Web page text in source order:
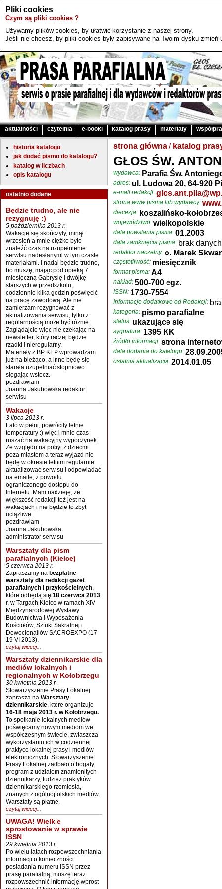
Pliki cookies
Czym są pliki cookies ?
Używamy plików cookies, by ułatwić korzystanie z naszej strony.
Jeśli nie chcesz, by pliki cookies były zapisywane na Twoim dysku zmień
aktualności czytelnia e-booki katalog prasy materiały
historia katalogu
jak dodać pismo do katalogu?
katalog w liczbach
opis katalogu
ostatnio dodane
Będzie trudno, ale nie
rezygnuję :)
5 października 2013 r.
Wakacje się skończyły, minął
wrzesień a mnie ciężko było
znaleźć czas na uzupełnienie
serwisu nadesłanymi w tym czasie
materiałami. I nadal będzie trudno,
bo muszę, mając pod opieką 7
miesięczną Gabrysię i dwójkę
starszych w przedszkolu,
codziennie kilka godzin poświęcić
na pracę zawodową. Ale nie
zamierzam rezygnować z
aktualizowania serwisu, tylko z
regularnością może być różnie.
Zaglądajcie więc nie czekając na
newsletter, który raczej będzie
rzadki i nieregularny.
Materiały z BP KEP wprowadzam
już na bieżąco, a inne będę się
starała uzupełniać stopniowo
sięgając wstecz.
pozdrawiam
Joanna Jakubowska redaktor
serwisu
Wakacje
3 lipca 2013 r.
Lato w pełni, powróciły letnie
temperatury :) więc i mnie czas
ruszać na wakacyjny wypoczynek.
Ze względu na pobyt z dziećmi
poza miastem a teraz wyjazd nie
będę w okresie letnim regularnie
aktualizować serwisu i odpowiadać
na emaile, z powodu
ograniczonego dostępu do
Internetu. Mam nadzieję, że
większość redakcji też jest na
wakacjach i nie będzie to zbyt
uciążliwe.
pozdrawiam
Joanna Jakubowska
administrator serwisu
Warsztaty dla pism
parafialnych (Kielce)
5 czerwca 2013 r.
Zapraszamy na bezpłatne
warsztaty dla redakcji gazet
parafialnych i przykościelnych,
które odbędą się 18 czerwca 2013
r. w Targach Kielce w ramach XIV
Międzynarodowej Wystawy
Budownictwa i Wyposażenia
Kościołów, Sztuki Sakralnej i
Dewocjonaliów SACROEXPO (17-
19 VI 2013).
czytaj więcej...
Warsztaty dziennikarskie dla
mediów lokalnych i
regionalnych w Kołobrzegu
30 kwietnia 2013 r.
Stowarzyszenie Prasy Lokalnej
zaprasza na Warsztaty
dziennikarskie, które organizuje
16-18 maja 2013 r. w Kołobrzegu.
To spotkanie lokalnych mediów
poświęcamy nowym mediom we
współczesnym świecie, zwłaszcza
wykorzystaniu ich w codziennej
praktyce lokalnej prasy i mediów
elektronicznych. Stowarzyszenie
Prasy Lokalnej zadbało o bogaty
program z udziałem znamienitych
dziennikarzy, tudzież praktyków
dziennikarskiego rzemiosła,
znanych z ogólnopolskich mediów.
Warsztaty są płatne.
czytaj więcej...
UWAGA! Wielkie
sprostowanie w sprawie
ISSN
29 kwietnia 2013 r.
Po wielu latach rozpowszechniania
informacji o konieczności
posiadania numeru ISSN przez
prasę parafialną, muszę teraz
rozpowszechnić informację wprost
strona główna / katalog
GŁOS ŚW.
wydawca: Parafia Św.
adres: ul. Ludowa 20, 64-920
e-mail redakcji:
strona www pisma lub wydawcy:
diecezja: koszalińsko-
województwo: wielkopolskie
data powstania pisma: 01.2003
data zamknięcia pisma: brak danych
redaktor naczelny: o. Marek
częstotliwość: miesięcznik
format pisma: A4
nakład: 500-700 egz.
ISSN: 1730-7554
Informacje dodatkowe od Redakcji:
kategoria: pismo parafialne
status: ukazujące się
sygnatura: 1395 KK
źródło informacji: strona
data dodania do katalogu:
ostatnia aktualizacja: 2014.01.05